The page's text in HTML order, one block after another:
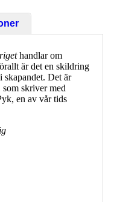
handlar om
är det en skildring
skapandet. Det är
som skriver med
en av vår tids